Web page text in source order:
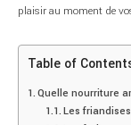
plaisir au moment de
Table of
Quelle nourriture
Les friandises